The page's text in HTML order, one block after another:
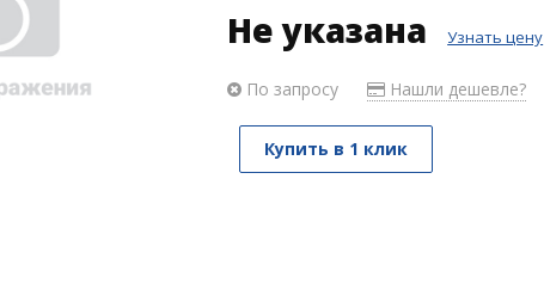
Не указана Узнать цену
По запросу Нашли дешевле?
Купить в 1 клик